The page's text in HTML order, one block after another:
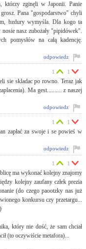
którzy zginęli w Japonii. Panie
Pana "gospodarstwo" chyli
bzdury wymyśla. Dla kogo ta
nasz zubożały "pipidówek".
pomysłów na całą kadencję.
odpowiedz
sie skladac po rowno. Teraz jak
Ma gest.......... z naszej
1 1
odpowiedz
zapłać za swoje i se powieś w
1 1
odpowiedz
ma wykonać kolejny znajomy
kolejny zaufany człek prezia
(do czego paootzky nas już
konkursu czy przetargu...
który nie dość, że sam chciał
(to oczywiście metafora)...
1 1